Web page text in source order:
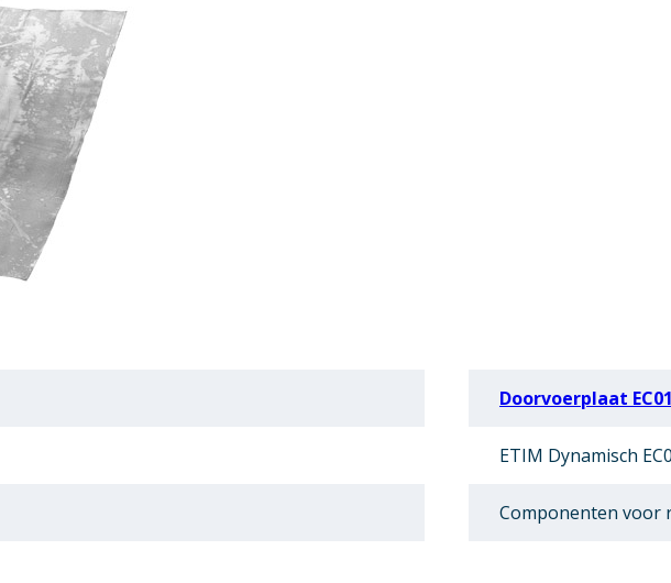
Doorvoerplaat
ETIM Dynamisch
Componenten voor